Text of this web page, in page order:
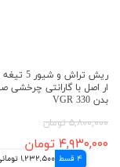
ریش تراش و
ار اصل با گارانتی چرخشی
بدن VGR 330
۵,۸۰۰,۰۰۰ تومان
۴,۹۳۰,۰۰۰ تومان
4 قسط 1,232,500 تومانی